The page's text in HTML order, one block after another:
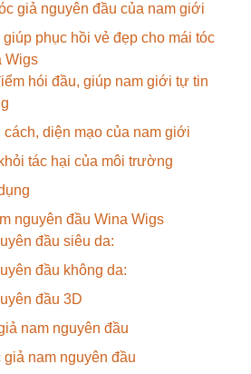
giả nguyên đầu của nam giới
phục hồi vẻ đẹp cho mái tóc
Wigs
hói đầu, giúp nam giới tự tin
diện mạo của nam giới
tác hại của môi trường
nguyên đầu Wina Wigs
đầu siêu da:
đầu không da:
đầu 3D
nam nguyên đầu
nam nguyên đầu